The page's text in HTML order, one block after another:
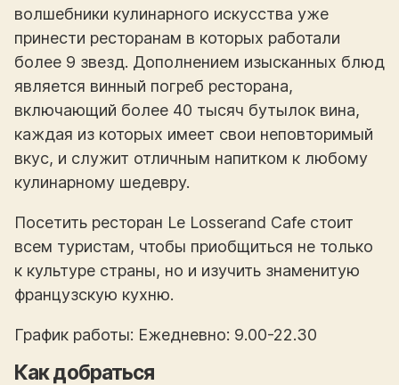
волшебники кулинарного искусства уже
принести ресторанам в которых работали
более 9 звезд. Дополнением изысканных блюд
является винный погреб ресторана,
включающий более 40 тысяч бутылок вина,
каждая из которых имеет свои неповторимый
вкус, и служит отличным напитком к любому
кулинарному шедевру.
Посетить ресторан Le Losserand Cafe стоит
всем туристам, чтобы приобщиться не только
к культуре страны, но и изучить знаменитую
французскую кухню.
График работы: Ежедневно: 9.00-22.30
Как добраться